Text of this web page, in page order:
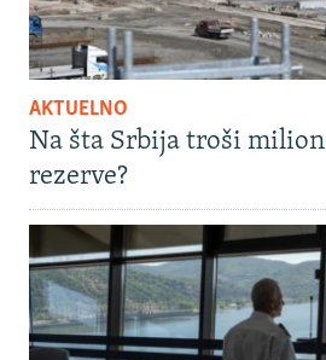
AKTUELNO
Na šta Srbija troši
rezerve?